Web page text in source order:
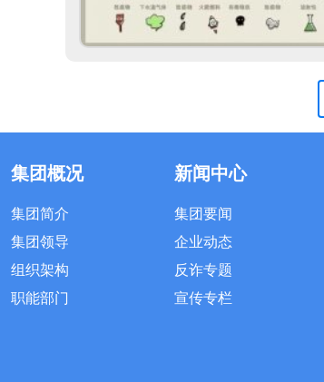
集团概况
集团简介
集团领导
组织架构
职能部门
新闻中心
集团要闻
企业动态
反诈专题
宣传专栏